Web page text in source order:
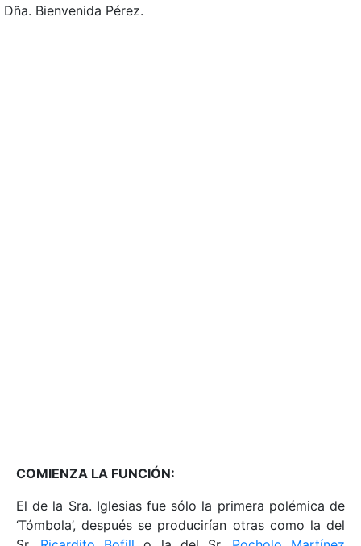
Dña. Bienvenida Pérez.
COMIENZA LA FUNCIÓN:
El de la Sra. Iglesias fue sólo la primera polémica de
‘Tómbola’, después se producirían otras como la del